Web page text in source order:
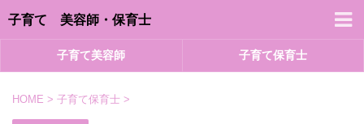
子育て 美容師・保育士
子育て美容師 子育て保育士
HOME > 子育て保育士 >